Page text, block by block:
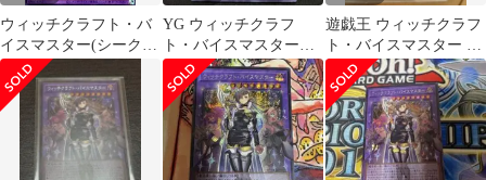
ウィッチクラフト・バ
イスマスター(シークレ
ット)
YG ウィッチクラフ
ト・バイスマスター
RV01-JP038 オーバーフ
レームシークレット
遊戯王 ウィッチクラフ
ト・バイスマスター シ
ークレット オーバーフ
レーム